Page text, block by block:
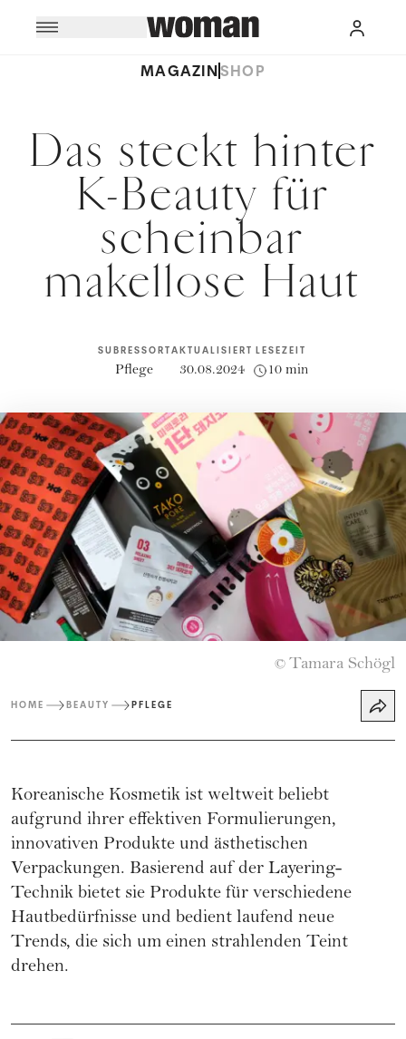
MAGAZINSHOP
Das steckt hinter
K-Beauty für
scheinbar
makellose Haut
SUBRESSORT
Pflege
AKTUALISIERT
30.08.2024
LESEZEIT
10 min
© Tamara Schögl
HOME BEAUTY PFLEGE
Koreanische Kosmetik ist weltweit beliebt
aufgrund ihrer effektiven Formulierungen,
innovativen Produkte und ästhetischen
Verpackungen. Basierend auf der Layering-
Technik bietet sie Produkte für verschiedene
Hautbedürfnisse und bedient laufend neue
Trends, die sich um einen strahlenden Teint
drehen.